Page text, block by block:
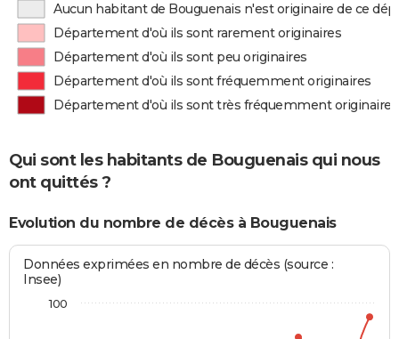
Aucun habitant de Bouguenais n'est originaire de ce
Département d'où ils sont rarement originaires
Département d'où ils sont peu originaires
Département d'où ils sont fréquemment originaires
Département d'où ils sont très fréquemment originaires
Qui sont les habitants de Bouguenais qui nous
ont quittés ?
Evolution du nombre de décès à Bouguenais
Données exprimées en nombre de décès (source :
Insee)
100